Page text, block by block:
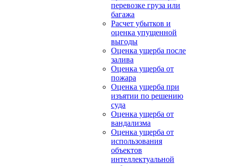
перевозке груза или
багажа
Расчет убытков и
оценка упущенной
выгоды
Оценка ущерба после
залива
Оценка ущерба от
пожара
Оценка ущерба при
изъятии по решению
суда
Оценка ущерба от
вандализма
Оценка ущерба от
использования
объектов
интеллектуальной